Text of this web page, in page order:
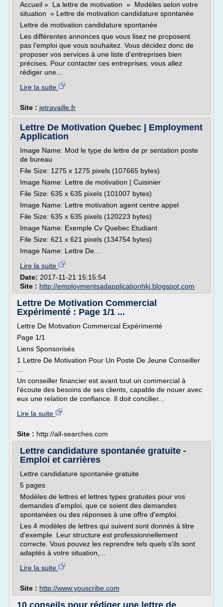
Accueil » La lettre de motivation » Modèles selon votre
situation » Lettre de motivation candidature spontanée
Lettre de motivation candidature spontanée
Les différentes annonces que vous lisez ne proposent
pas l'emploi que vous souhaitez. Vous décidez donc de
proposer vos services à une liste d'entreprises bien
précises. Pour contacter ces entreprises, vous allez
rédiger une...
Lire la suite
Site : jetravaille.fr
Lettre De Motivation Quebec | Employment
Application
Image Name: Mod le type de lettre de pr sentation poste
de bureau
File Size: 1275 x 1275 pixels (107665 bytes)
Image Name: Lettre de motivation | Cuisinier
File Size: 635 x 635 pixels (101007 bytes)
Image Name: Lettre motivation agent centre appel
File Size: 635 x 635 pixels (120223 bytes)
Image Name: Exemple Cv Quebec Etudiant
File Size: 621 x 621 pixels (134754 bytes)
Image Name: Lettre De...
Lire la suite
Date: 2017-11-21 15:15:54
Site : http://employmentsadapplicationhkj.blogspot.com
Lettre De Motivation Commercial
Expérimenté : Page 1/1 ...
Lettre De Motivation Commercial Expérimenté
Page 1/1
Liens Sponsorisés
1 Lettre De Motivation Pour Un Poste De Jeune Conseiller
Un conseiller financier est avant tout un commercial à
l'écoute des besoins de ses clients, capable de nouer avec
eux une relation de confiance. Il doit concilier...
Lire la suite
Site : http://all-searches.com
Lettre candidature spontanée gratuite -
Emploi et carrières
Lettre candidature spontanée gratuite
5 pages
Modèles de lettres et lettres types gratuites pour vos
demandes d'emploi, que ce soient des demandes
spontanées ou des réponses à une offre d'emploi.
Les 4 modèles de lettres qui suivent sont donnés à titre
d'exemple. Leur structure est professionnellement
correcte. Vous pouvez les reprendre tels quels s'ils sont
adaptés à votre situation,...
Lire la suite
Site : http://www.youscribe.com
10 conseils pour rédiger une lettre de